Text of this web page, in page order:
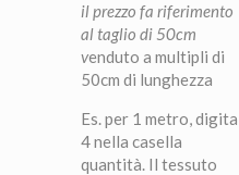
il prezzo fa riferimento
al taglio di 50cm
venduto a multipli di
50cm di lunghezza
Es. per 1 metro, digita
4 nella casella
quantità. Il tessuto